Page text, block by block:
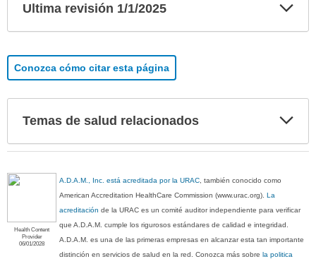
Ultima revisión 1/1/2025
Conozca cómo citar esta página
Temas de salud relacionados
Health Content
Provider
06/01/2028
A.D.A.M., Inc. está acreditada por la URAC , también conocido como
American Accreditation HealthCare Commission (www.urac.org).La
acreditación de la URAC es un comité auditor independiente para verificar
que A.D.A.M. cumple los rigurosos estándares de calidad e integridad.
A.D.A.M. es una de las primeras empresas en alcanzar esta tan importante
distinción en servicios de salud en la red. Conozca más sobrela politica